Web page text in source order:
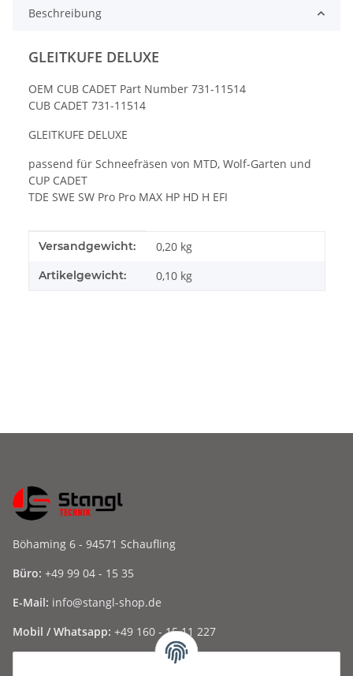
Beschreibung
GLEITKUFE DELUXE
OEM CUB CADET Part Number 731-11514
CUB CADET 731-11514
GLEITKUFE DELUXE
passend für Schneefräsen von MTD, Wolf-Garten und
CUP CADET
TDE SWE SW Pro Pro MAX HP HD H EFI
Produkteigenschaft
Wert
Versandgewicht: 0,20 kg
Artikelgewicht: 0,10 kg
Böhaming 6 - 94571 Schaufling
Büro: +49 99 04 - 15 35
E-Mail: info@stangl-shop.de
Mobil / Whatsapp: +49 160 - 15 11 227